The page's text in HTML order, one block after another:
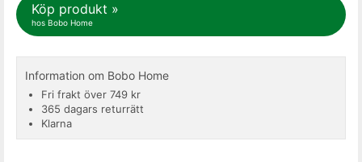
Köp produkt »
hos Bobo Home
Information om Bobo Home
Fri frakt över 749 kr
365 dagars returrätt
Klarna